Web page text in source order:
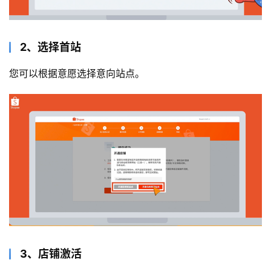
2、选择首站
您可以根据意愿选择意向站点。
3、店铺激活